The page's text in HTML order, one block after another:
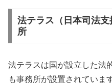
法テラス（日本司法
所
法テラスは国が設立した法
も事務所が設置されていま